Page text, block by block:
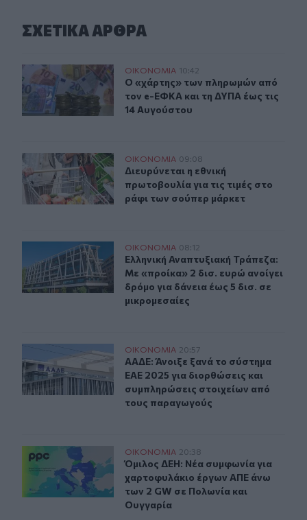
ΣΧΕΤΙΚA AΡΘΡΑ
Ο «χάρτης» των πληρωμών από τον e-ΕΦΚΑ και τη
ΟΙΚΟΝΟΜΙΑ 10:42
Ο «χάρτης» των πληρωμών από
Ο «χάρτης» των πληρωμών από
τον e-ΕΦΚΑ και τη ΔΥΠΑ έως τις
14 Αυγούστου
Διευρύνεται η εθνική πρωτοβουλία για τις τιμές στο
ΟΙΚΟΝΟΜΙΑ 09:08
Διευρύνεται η εθνική
Διευρύνεται η εθνική
πρωτοβουλία για τις τιμές στο
ράφι των σούπερ μάρκετ
Ελληνική Αναπτυξιακή Τράπεζα: Με «προίκα» 2 δισ.
ΟΙΚΟΝΟΜΙΑ 08:12
Ελληνική Αναπτυξιακή Τράπεζα:
Ελληνική Αναπτυξιακή Τράπεζα:
Με «προίκα» 2 δισ. ευρώ ανοίγει
δρόμο για δάνεια έως 5 δισ. σε
μικρομεσαίες
ΑΑΔΕ: Άνοιξε ξανά το σύστημα ΕΑΕ 2025 για
ΟΙΚΟΝΟΜΙΑ 20:57
ΑΑΔΕ: Άνοιξε ξανά το σύστημα ΕΑΕ
ΑΑΔΕ: Άνοιξε ξανά το σύστημα
ΕΑΕ 2025 για διορθώσεις και
συμπληρώσεις στοιχείων από
τους παραγωγούς
Όμιλος ΔΕΗ: Νέα συμφωνία για χαρτοφυλάκιο έργων
ΟΙΚΟΝΟΜΙΑ 20:38
Όμιλος ΔΕΗ: Νέα συμφωνία για
Όμιλος ΔΕΗ: Νέα συμφωνία για
χαρτοφυλάκιο έργων ΑΠΕ άνω
των 2 GW σε Πολωνία και
Ουγγαρία